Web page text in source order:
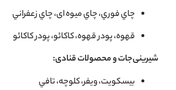
چاي فوري، چاي ميوه ای، چاي زعفراني
قهوه، پودر قهوه، كاكائو، پودر كاكائو
شیرینی‌جات و محصولات قنادی:
بيسكويت، ويفر، كلوچه، تافي